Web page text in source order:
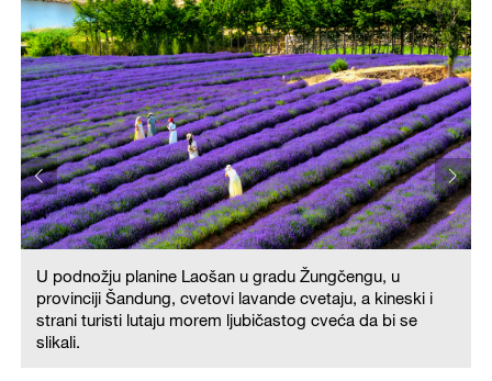
U podnožju planine Laošan u gradu Žungčengu, u
provinciji Šandung, cvetovi lavande cvetaju, a kineski i
strani turisti lutaju morem ljubičastog cveća da bi se
slikali.